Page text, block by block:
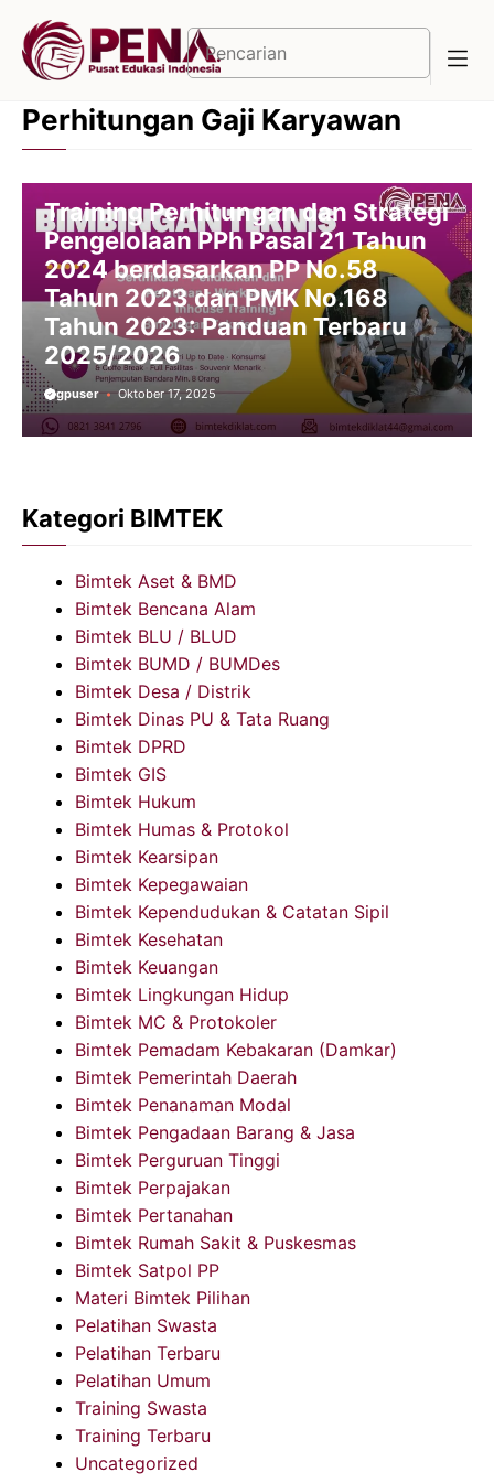
Cari
Perhitungan Gaji Karyawan
Training Perhitungan dan Strategi
Pengelolaan PPh Pasal 21 Tahun
2024 berdasarkan PP No.58
Tahun 2023 dan PMK No.168
Tahun 2023: Panduan Terbaru
2025/2026
gpuser Oktober 17, 2025
Kategori BIMTEK
Bimtek Aset & BMD
Bimtek Bencana Alam
Bimtek BLU / BLUD
Bimtek BUMD / BUMDes
Bimtek Desa / Distrik
Bimtek Dinas PU & Tata Ruang
Bimtek DPRD
Bimtek GIS
Bimtek Hukum
Bimtek Humas & Protokol
Bimtek Kearsipan
Bimtek Kepegawaian
Bimtek Kependudukan & Catatan Sipil
Bimtek Kesehatan
Bimtek Keuangan
Bimtek Lingkungan Hidup
Bimtek MC & Protokoler
Bimtek Pemadam Kebakaran (Damkar)
Bimtek Pemerintah Daerah
Bimtek Penanaman Modal
Bimtek Pengadaan Barang & Jasa
Bimtek Perguruan Tinggi
Bimtek Perpajakan
Bimtek Pertanahan
Bimtek Rumah Sakit & Puskesmas
Bimtek Satpol PP
Materi Bimtek Pilihan
Pelatihan Swasta
Pelatihan Terbaru
Pelatihan Umum
Training Swasta
Training Terbaru
Uncategorized